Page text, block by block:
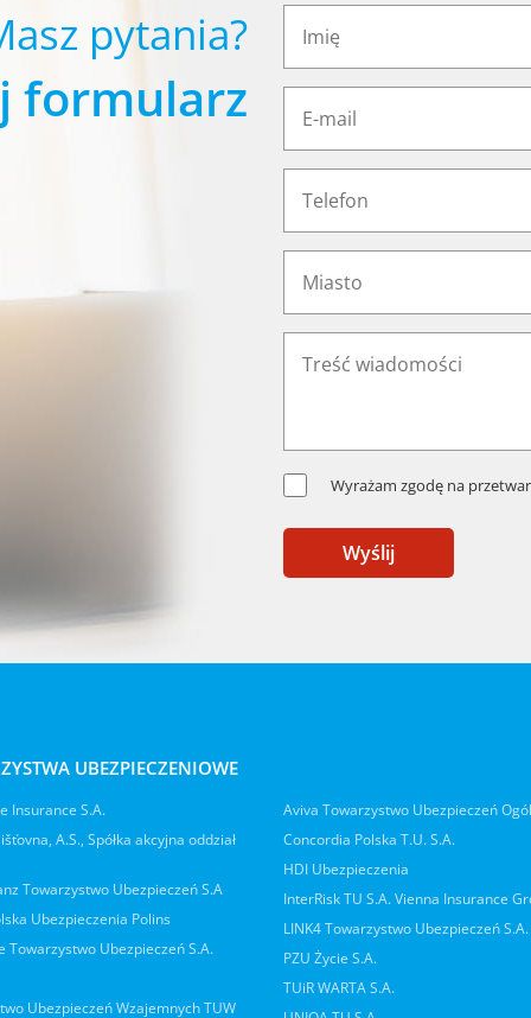
pytania?
formularz
Wyrażam zgodę na
Wyślij
UBEZPIECZENIOWE
Insurance S.A.
A.S., Spółka akcyjna oddział
Towarzystwo Ubezpieczeń S.A
Ubezpieczenia Polins
Towarzystwo Ubezpieczeń S.A.
Ubezpieczeń Wzajemnych TUW
Aviva Towarzystwo Ubezpieczeń
Concordia Polska T.U. S.A.
HDI Ubezpieczenia
InterRisk TU S.A. Vienna Insurance
LINK4 Towarzystwo Ubezpieczeń S.A.
PZU Życie S.A.
TUiR WARTA S.A.